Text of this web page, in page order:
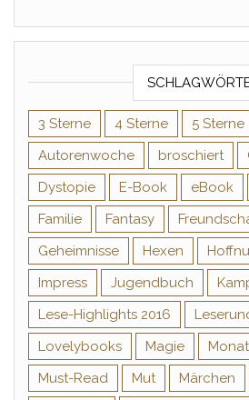
3 Sterne 4 Sterne 5 Sterne
Autorenwoche
broschiert
Dystopie
E-Book eBook
Familie
Fantasy
Geheimnisse
Hexen
Impress
Jugendbuch
Lese-Highlights 2016
Lovelybooks
Magie
Must-Read
Mut Märchen